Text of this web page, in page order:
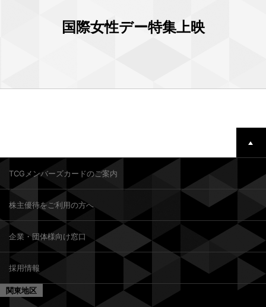
国際女性デー特集上映
TCGメンバーズカードのご案内
株主優待をご利用の方へ
企業・団体様向け窓口
採用情報
関東地区